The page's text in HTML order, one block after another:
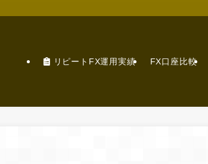
リピートFX運用実績 FX口座比較